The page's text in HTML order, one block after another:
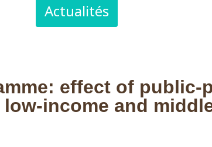
Actualités
effect of public-
income and